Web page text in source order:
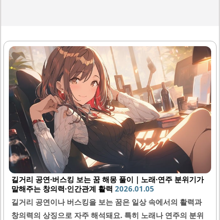
길거리 공연·버스킹 보는 꿈 해몽 풀이｜노래·연주 분위기가
말해주는 창의력·인간관계 활력 2026.01.05
길거리 공연이나 버스킹을 보는 꿈은 일상 속에서의 활력과
창의력의 상징으로 자주 해석돼요. 특히 노래나 연주의 분위